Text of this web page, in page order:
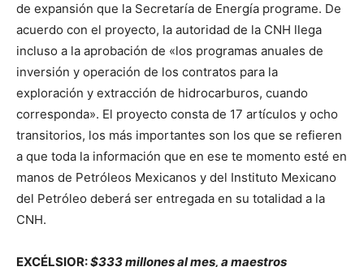
de expansión que la Secretaría de Energía programe. De
acuerdo con el proyecto, la autoridad de la CNH llega
incluso a la aprobación de «los programas anuales de
inversión y operación de los contratos para la
exploración y extracción de hidrocarburos, cuando
corresponda». El proyecto consta de 17 artículos y ocho
transitorios, los más importantes son los que se refieren
a que toda la información que en ese te momento esté en
manos de Petróleos Mexicanos y del Instituto Mexicano
del Petróleo deberá ser entregada en su totalidad a la
CNH.
EXCÉLSIOR:$333 millones al mes, a maestros